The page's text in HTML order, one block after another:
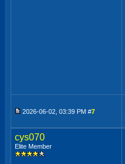
2026-06-02, 03:39 PM #7
cys070
Elite Member